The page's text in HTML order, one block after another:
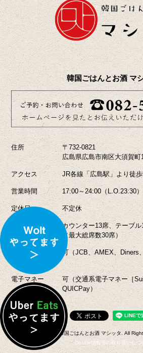
韓国ごはんとお酒 マ
住所
〒732-0821
広島県広島市南区大須賀町
アクセス JR各線「広島駅」より徒
営業時間 17:00～24:00（L.O.23:30）
定休日 不定休
座席数
カウンター13席、テーブル
（最大総席数30席）
クレジット
可（JCB、AMEX、Diners
電子マネー
可（交通系電子マネー［
QUICPay）
©韓国ごはんとお酒 マシッタ. All
Cookie情報等の取り扱いにつ